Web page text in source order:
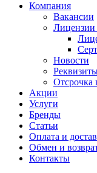
Компания
Вакансии
Лицензии
Новости
Отсрочка
Акции
Услуги
Бренды
Статьи
Оплата и
Обмен и
Контакты